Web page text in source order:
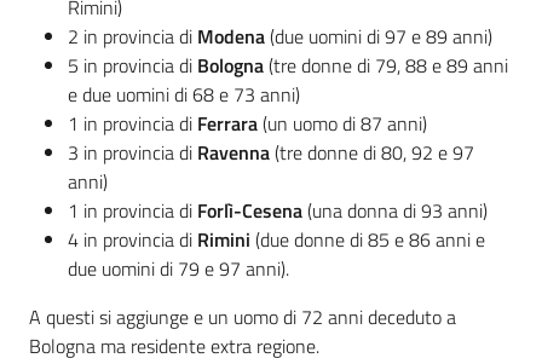
Rimini)
2 in provincia di Modena(due uomini di 97 e 89 anni)
5 in provincia di Bologna(tre donne di 79, 88 e 89 anni
e due uomini di 68 e 73 anni)
1 in provincia di Ferrara(un uomo di 87 anni)
3 in provincia di Ravenna(tre donne di 80, 92 e 97
anni)
1 in provincia di Forlì-Cesena(una donna di 93 anni)
4 in provincia di Rimini (due donne di 85 e 86 anni e
due uomini di 79 e 97 anni).
A questi si aggiunge e un uomo di 72 anni deceduto a
Bologna ma residente extra regione.